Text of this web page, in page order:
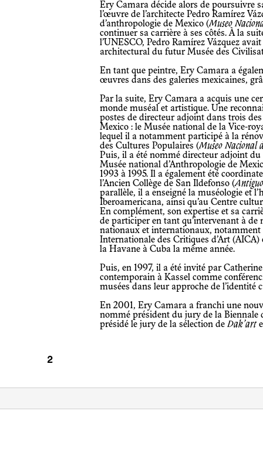
Ery Camara décide alors de poursuivre
l’œuvre de l’architecte Pedro Ramírez
d’anthropologie de Mexico (Museo
continuer sa carrière à ses côtés. À la
l’UNESCO, Pedro Ramírez Vázquez
architectural du futur Musée des
En tant que peintre, Ery Camara a
œuvres dans des galeries mexicaines,
Par la suite, Ery Camara a acquis une
monde muséal et artistique. Une
postes de directeur adjoint dans trois
Mexico : le Musée national de la Vice-
lequel il a notamment participé à la
des Cultures Populaires (Museo Nacional
Puis, il a été nommé directeur adjoint
Musée national d’Anthropologie de
1993 à 1995. Il a également été
l’Ancien Collège de San Ildefonso (
parallèle, il a enseigné la muséologie et
Iberoamericana, ainsi qu’au Centre
En complément, son expertise et sa
de participer en tant qu’intervenant à de
nationaux et internationaux, notamment
Internationale des Critiques d’Art (AICA)
la Havane à Cuba la même année.
Puis, en 1997, il a été invité par
contemporain à Kassel comme
musées dans leur approche de l’identité
En 2001, Ery Camara a franchi une
nommé président du jury de la Biennale
présidé le jury de la sélection deDak’art